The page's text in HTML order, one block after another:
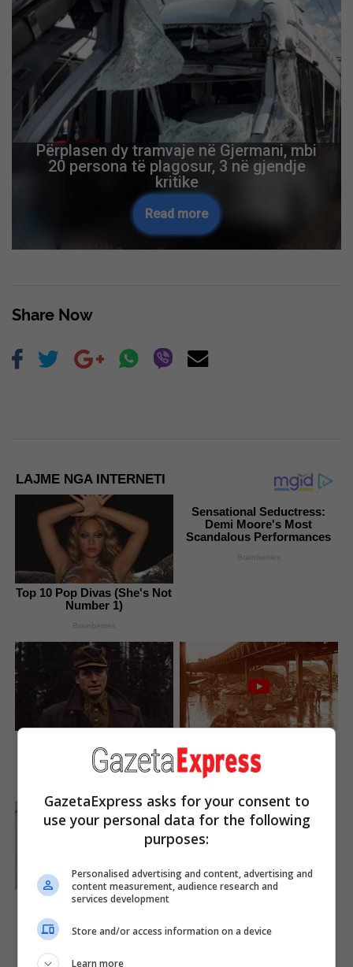
Përplasen dy tramvaje në Gjermani, mbi
20 persona të plagosur, 3 në gjendje
kritike
Read more
Share Now
LAJME NGA INTERNETI
Top 10 Pop Divas (She's Not
Number 1)
Brainberries
Sensational Seductress:
Demi Moore's Most
Scandalous Performances
Brainberries
Reason Ukraine Has Not
Lost To Russia
Completely Preventable —
Find Out
Macaulay Culkin's Own
46 Years Later, The Blue
Lagoon Stars Look
GazetaExpress asks for your consent to
use your personal data for the following
purposes:
Personalised advertising and content, advertising and
content measurement, audience research and
services development
Store and/or access information on a device
Learn more